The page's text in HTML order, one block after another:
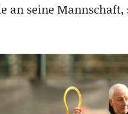
an seine